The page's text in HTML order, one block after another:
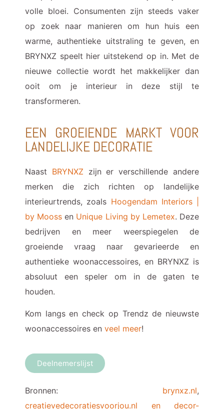
volle bloei. Consumenten zijn steeds vaker
op zoek naar manieren om hun huis een
warme, authentieke uitstraling te geven, en
BRYNXZ speelt hier uitstekend op in. Met de
nieuwe collectie wordt het makkelijker dan
ooit om je interieur in deze stijl te
transformeren.
EEN GROEIENDE MARKT VOOR
LANDELIJKE DECORATIE
Naast BRYNXZ zijn er verschillende andere
merken die zich richten op landelijke
interieurtrends, zoals Hoogendam Interiors |
by Mooss en Unique Living by Lemetex. Deze
bedrijven en meer weerspiegelen de
groeiende vraag naar gevarieerde en
authentieke woonaccessoires, en BRYNXZ is
absoluut een speler om in de gaten te
houden.
Kom langs en check op Trendz de nieuwste
woonaccessoires en veel meer!
Deelnemerslijst
Bronnen: brynxz.nl,
creatievedecoratiesvoorjou.nl en decor-